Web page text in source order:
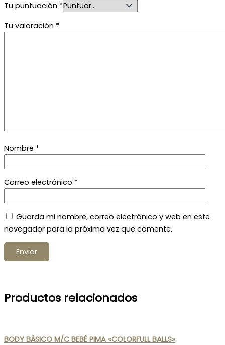
Tu puntuación *
Tu valoración *
Nombre *
Correo electrónico *
Guarda mi nombre, correo electrónico y web en este
navegador para la próxima vez que comente.
Productos relacionados
BODY BÁSICO M/C BEBÉ PIMA «COLORFULL BALLS»